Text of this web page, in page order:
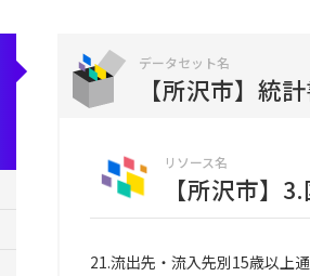
データセット名
【所沢市】統
リソース名
【所沢市】
21.流出先・流入先別15歳以上